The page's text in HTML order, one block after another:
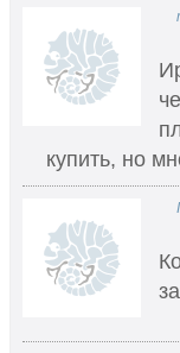
купить, но